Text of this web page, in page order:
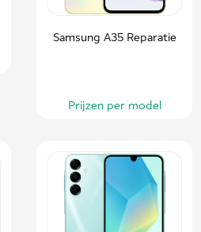
Samsung A35 Reparatie
Prijzen per model